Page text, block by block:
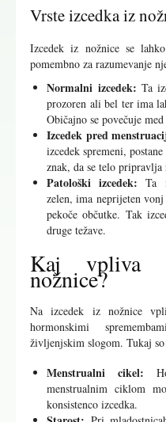
Vrste izcedka iz
Izcedek iz nožnice se
pomembno za razumevanje
Normalni izcedek: Ta
prozoren ali bel ter ima
Običajno se povečuje
Izcedek pred
izcedek spremeni,
znak, da se telo pripravlja
Patološki izcedek: Ta
zelen, ima neprijeten
pekoče občutke. Tak
druge težave.
Kaj vpliva
nožnice?
Na izcedek iz nožnice
hormonskimi
življenjskim slogom. Tukaj